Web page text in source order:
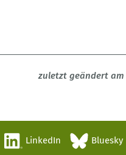
zuletzt geändert am
LinkedIn Bluesky